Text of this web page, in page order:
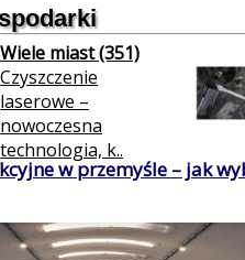
Wiele miast (351)
Czyszczenie
laserowe –
nowoczesna
technologia, k..
w przemyśle – jak